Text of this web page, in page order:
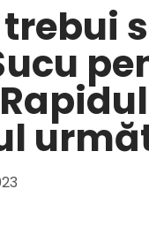
trebui